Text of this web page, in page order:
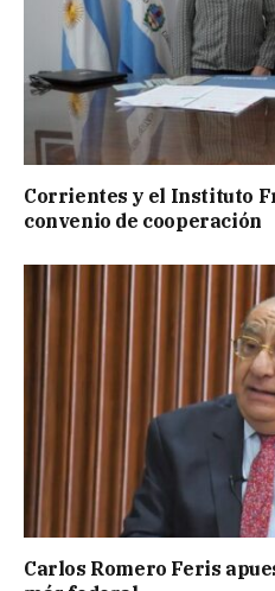
Corrientes y el Instituto
convenio de cooperación
Carlos Romero Feris